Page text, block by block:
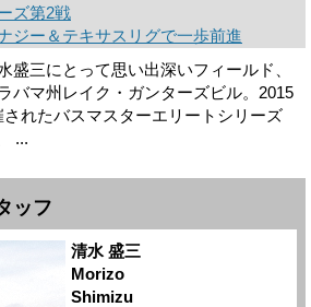
ズ第2戦
ジー＆テキサスリグで一歩前進
盛三にとって思い出深いフィールド、
バマ州レイク・ガンターズビル。2015
れたバスマスターエリートシリーズ
...
ッフ
清水 盛三
Morizo
Shimizu